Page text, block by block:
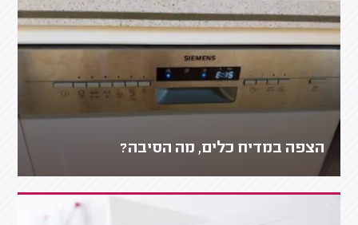
הצפה במדיח כלים, מה הסיבה?